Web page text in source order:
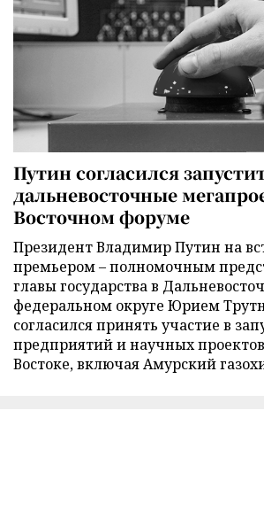
Путин согласился
дальневосточные
Восточном форуме
Президент Владимир Путин на
премьером – полномочным
главы государства в
федеральном округе Юрием
согласился принять участие в
предприятий и научных
Востоке, включая Амурский